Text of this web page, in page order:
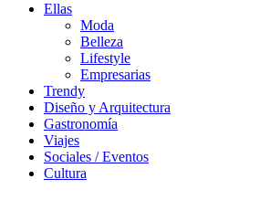
Ellas
Moda
Belleza
Lifestyle
Empresarias
Trendy
Diseño y Arquitectura
Gastronomía
Viajes
Sociales / Eventos
Cultura